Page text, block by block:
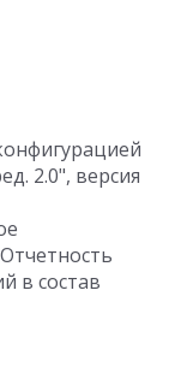
2.0", версия
в состав